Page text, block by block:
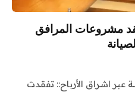
مشروعات المرافق
عبر اشراق الأرباح:: تفقدت